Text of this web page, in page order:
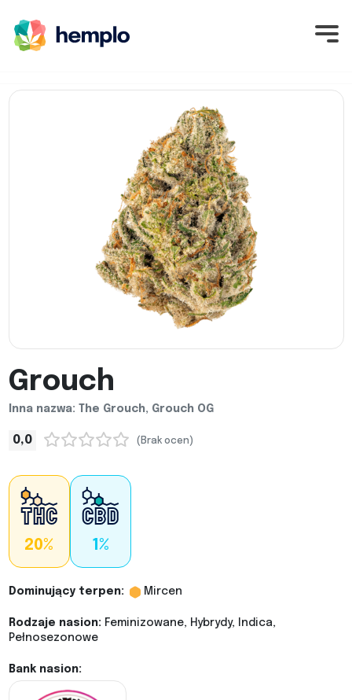
Grouch
Inna nazwa: The Grouch, Grouch OG
0,0 (Brak ocen)
20% 1%
Dominujący terpen: Mircen
Rodzaje nasion: Feminizowane, Hybrydy, Indica,
Pełnosezonowe
Bank nasion: